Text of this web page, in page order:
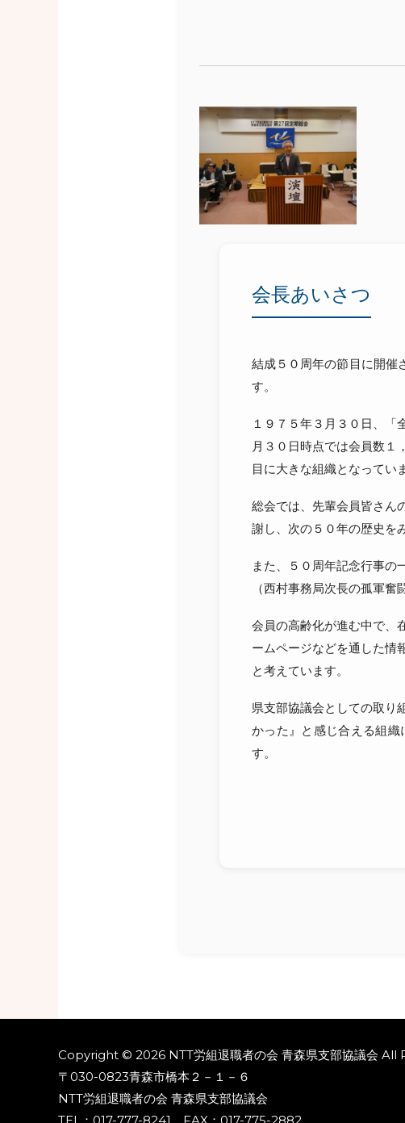
会長あいさつ
結成５０周年の節目に開催
す。
１９７５年３月３０日、「
月３０日時点では会員数１
目に大きな組織となってい
総会では、先輩会員皆さん
謝し、次の５０年の歴史を
また、５０周年記念行事の
（西村事務局次長の孤軍奮
会員の高齢化が進む中で、
ームページなどを通した情
と考えています。
県支部協議会としての取り
かった』と感じ合える組織
す。
Copyright © 2026 NTT労組退職者の会 青森県支部協議会 All
〒030-0823青森市橋本２－１－６
NTT労組退職者の会 青森県支部協議会